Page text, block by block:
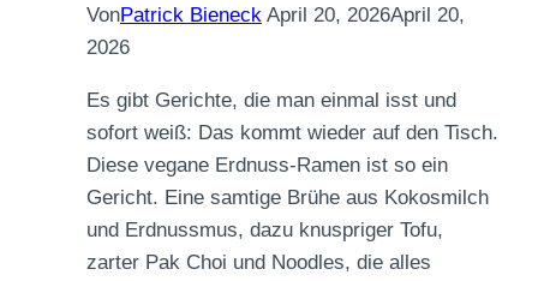
VonPatrick Bieneck April 20, 2026April 20,
2026
Es gibt Gerichte, die man einmal isst und
sofort weiß: Das kommt wieder auf den Tisch.
Diese vegane Erdnuss-Ramen ist so ein
Gericht. Eine samtige Brühe aus Kokosmilch
und Erdnussmus, dazu knuspriger Tofu,
zarter Pak Choi und Noodles, die alles